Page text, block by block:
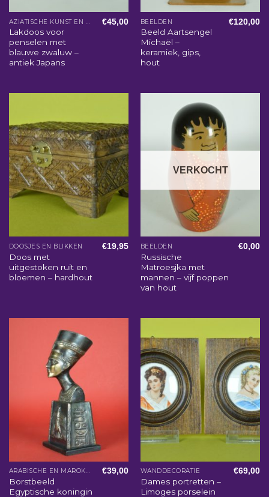
AZIATISCHE KUNST EN WOONACCESSOIRES
Lakdoos voor
penselen met
blauwe zwaluw –
antiek Japans
€45,00 BEELDEN
Beeld Aartsengel
Michaël –
keramiek, gips,
hout
€120,00
DOOSJES EN BLIKKEN
Doos met
uitgestoken ruit en
bloemen – hardhout
€19,95
VERKOCHT
BEELDEN
Russische
Matroesjka met
mannen – vijf poppen
van hout
€0,00
ARABISCHE EN MAROKKAANSE WOONACCESSOIRES
Borstbeeld
Egyptische koningin
€39,00 WANDDECORATIE
Dames portretten –
Limoges porselein
€69,00